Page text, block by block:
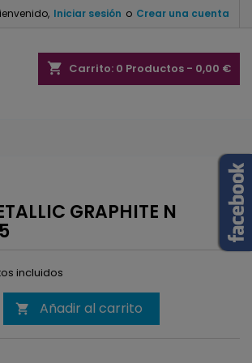
Iniciar sesión o Crear una cuenta
shopping_cart Carrito: 0 Productos - 0,00 €
GRAPHITE N
incluidos
 Añadir al carrito